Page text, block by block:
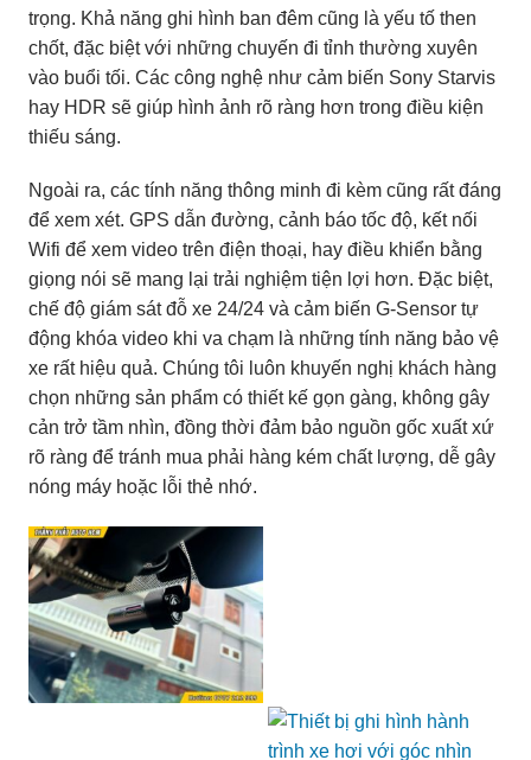
trọng. Khả năng ghi hình ban đêm cũng là yếu tố then
chốt, đặc biệt với những chuyến đi tỉnh thường xuyên
vào buổi tối. Các công nghệ như cảm biến Sony Starvis
hay HDR sẽ giúp hình ảnh rõ ràng hơn trong điều kiện
thiếu sáng.
Ngoài ra, các tính năng thông minh đi kèm cũng rất đáng
để xem xét. GPS dẫn đường, cảnh báo tốc độ, kết nối
Wifi để xem video trên điện thoại, hay điều khiển bằng
giọng nói sẽ mang lại trải nghiệm tiện lợi hơn. Đặc biệt,
chế độ giám sát đỗ xe 24/24 và cảm biến G-Sensor tự
động khóa video khi va chạm là những tính năng bảo vệ
xe rất hiệu quả. Chúng tôi luôn khuyến nghị khách hàng
chọn những sản phẩm có thiết kế gọn gàng, không gây
cản trở tầm nhìn, đồng thời đảm bảo nguồn gốc xuất xứ
rõ ràng để tránh mua phải hàng kém chất lượng, dễ gây
nóng máy hoặc lỗi thẻ nhớ.